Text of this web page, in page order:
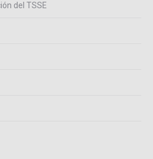
del TSSE